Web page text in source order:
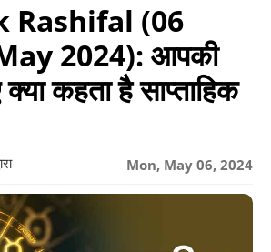
Rashifal (06
2024): आपकी
कहता है साप्ताहिक
Mon, May 06, 2024